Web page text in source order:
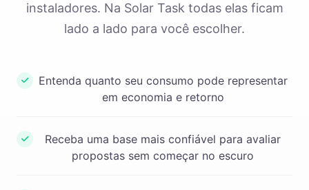
instaladores. Na Solar Task todas elas ficam
lado a lado para você escolher.
Entenda quanto seu consumo pode representar
em economia e retorno
Receba uma base mais confiável para avaliar
propostas sem começar no escuro